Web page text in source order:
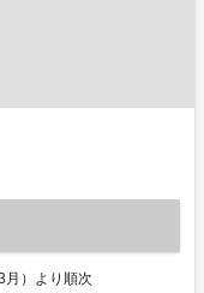
月）より順次